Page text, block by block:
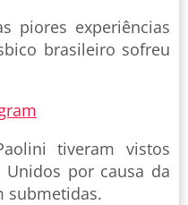
piores experiências
brasileiro sofreu
tiveram vistos
Unidos por causa da
submetidas.